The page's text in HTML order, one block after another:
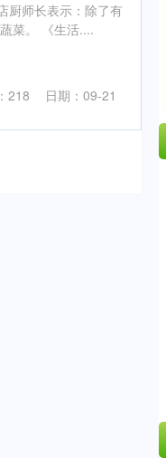
厨师长表示：除了有
菜。 《生活....
218 日期：09-21